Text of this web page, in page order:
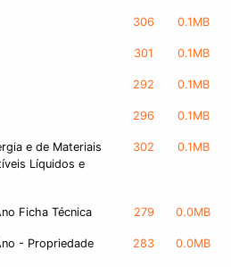
306 0.1MB
301 0.1MB
292 0.1MB
296 0.1MB
e de Materiais
Líquidos e
302 0.1MB
Ficha Técnica 279 0.0MB
- Propriedade 283 0.0MB